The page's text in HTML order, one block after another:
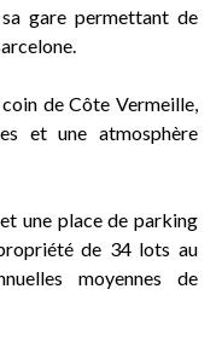
gare permettant de
de Côte Vermeille,
et une atmosphère
une place de parking
de 34 lots au
moyennes de